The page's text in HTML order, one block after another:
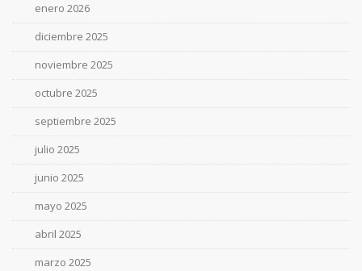
enero 2026
diciembre 2025
noviembre 2025
octubre 2025
septiembre 2025
julio 2025
junio 2025
mayo 2025
abril 2025
marzo 2025